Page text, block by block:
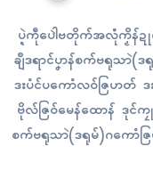
ပ္ဍဲကဵုပေါဲဗတိုက်အလုံံကၟိန်
ချဳဒရာၚ်ပၞာန်စက်ဗရုသ
ဒးပံၚ်ပကောံလဝ်ဇြဟတ် ဒ
ဗိုလ်ဇြဝ်မေန်ထောန် ဒုၚ်
စက်ဗရုသာဲ(ဒရုမ်)ဂကောံ